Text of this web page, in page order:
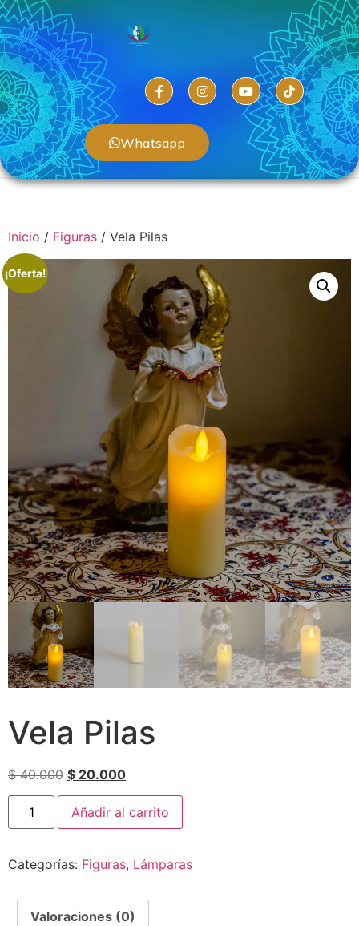
Whatsapp
Inicio / Figuras / Vela Pilas
¡Oferta!
Vela Pilas
$40.000 $ 20.000
Añadir al carrito
Categorías: Figuras, Lámparas
Valoraciones (0)